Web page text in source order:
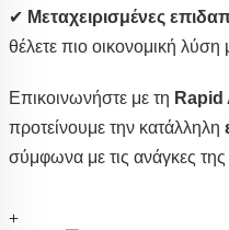
✔ Μεταχειρισμένες
θέλετε πιο οικονομική λύση
Επικοινωνήστε με τη Rapid
προτείνουμε την κατάλληλη
σύμφωνα με τις ανάγκες
+